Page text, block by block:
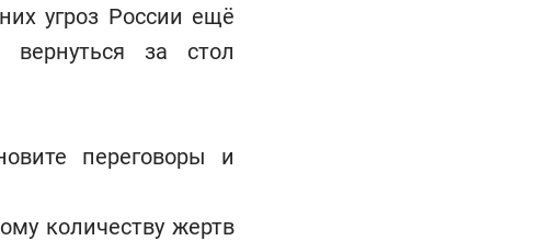
угроз России ещё
за стол
переговоры и
количеству жертв